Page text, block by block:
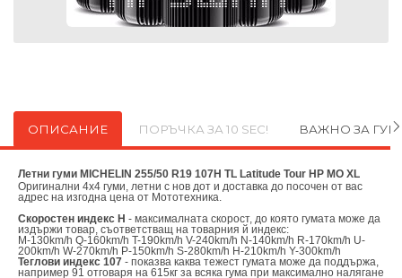
ОПИСАНИЕ ПОРЪЧКА ЗА 10 SEC! ВАЖНО ЗА
Летни гуми MICHELIN 255/50 R19 107H TL Latitude Tour HP MO XL
Оригинални 4х4 гуми, летни с нов дот и доставка до посочен от вас
адрес на изгодна цена от Мототехника.
Скоростен индекс H - максималната скорост, до която гумата може да
издържи товар, съответстващ на товарния й индекс:
M-130km/h Q-160km/h T-190km/h V-240km/h N-140km/h R-170km/h U-
200km/h W-270km/h P-150km/h S-280km/h H-210km/h Y-300km/h
Теглови индекс 107 - показва каква тежест гумата може да поддържа,
например 91 отговаря на 615кг за всяка гума при максимално налягане